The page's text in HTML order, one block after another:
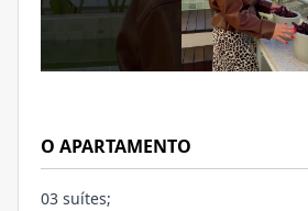
O APARTAMENTO
03 suítes;